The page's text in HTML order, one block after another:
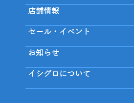
店舗情報
セール・イベント
お知らせ
イシグロについて